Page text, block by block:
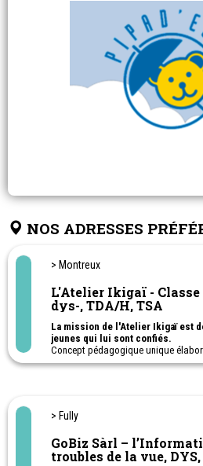
NOS ADRESSES
> Montreux
L'Atelier Ikigaï - Classe
dys-, TDA/H, TSA
La mission de l'Atelier Ikigaï est
jeunes qui lui sont confiés.
Concept pédagogique unique
profil neuroatypique (HP, dys-, TDA/
Une alternative à la scolarité
10 à 16 ans, en fonction de leurs âges.
> Fully
GoBiz Sàrl –
troubles de la vue,